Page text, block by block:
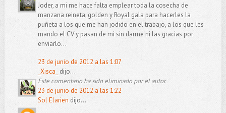
Joder, a mi me hace falta emplear toda la cosecha de
manzana reineta, golden y Royal gala para hacerles la
puñeta a los que me han jodido en el trabajo, a los que les
mando el CV y pasan de mi sin darme ni las gracias por
enviarlo...
23 de junio de 2012 a las 1:07
_Xisca_ dijo...
Este comentario ha sido eliminado por el autor.
23 de junio de 2012 a las 1:22
Sol Elarien dijo...